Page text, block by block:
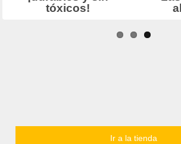
Ir a la tienda